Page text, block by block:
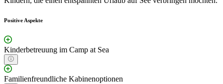
Positive Aspekte
Kinderbetreuung im Camp at Sea
Familienfreundliche Kabinenoptionen